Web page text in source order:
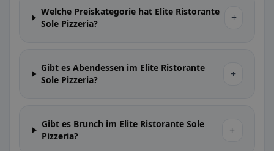
Welche Preiskategorie hat Elite Ristorante
Sole Pizzeria?
+
Gibt es Abendessen im Elite Ristorante
Sole Pizzeria?
+
Gibt es Brunch im Elite Ristorante Sole
Pizzeria?
+